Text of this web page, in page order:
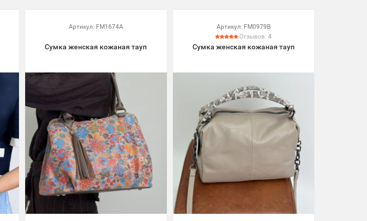
Артикул: FM1674A
Сумка женская кожаная тауп
Артикул: FM0979B
Отзывов:4
Сумка женская кожаная тауп